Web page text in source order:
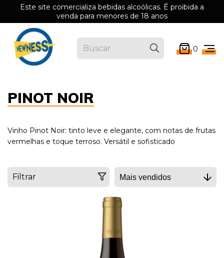
Este site comercializa bebidas alcoólicas. É proibida a
venda para menores de 18 anos
0
PINOT NOIR
Vinho Pinot Noir: tinto leve e elegante, com notas de frutas
vermelhas e toque terroso. Versátil e sofisticado
Filtrar